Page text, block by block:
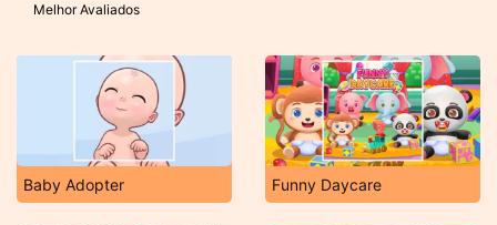
Melhor Avaliados
Baby Adopter Funny Daycare